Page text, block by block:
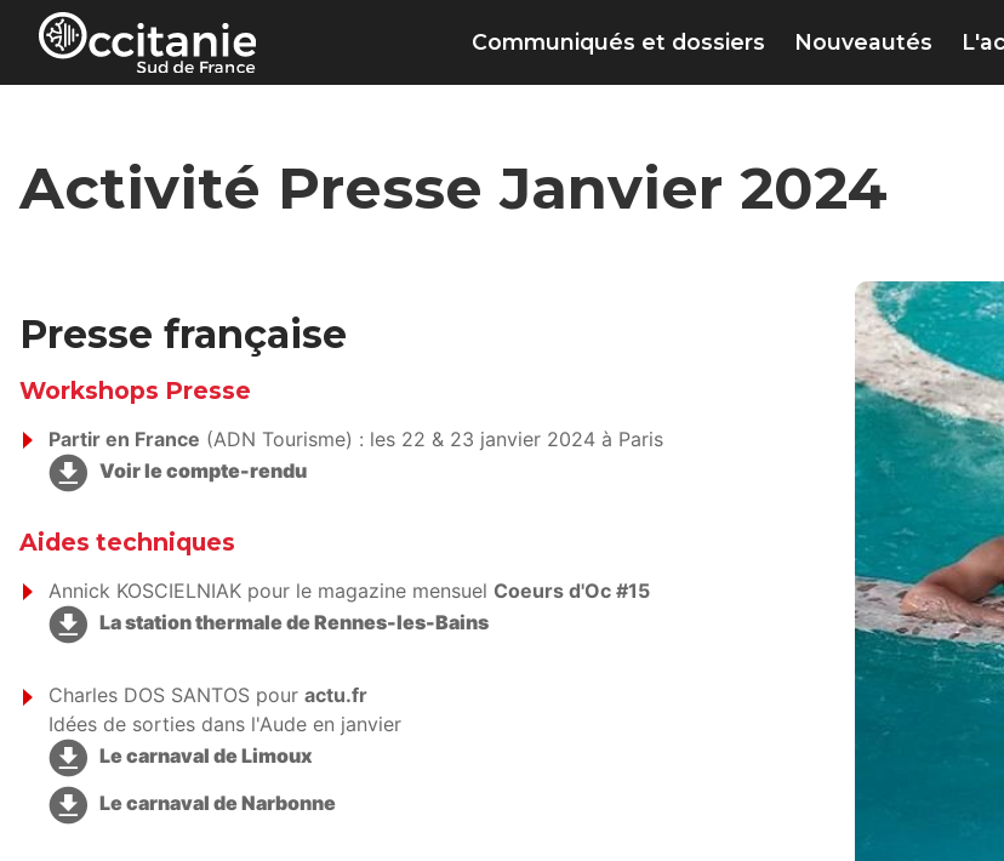
Panneau de gestion des cookies
Communiqués et dossiers Nouveautés
Activité Presse Janvier 2024
Presse française
Workshops Presse
Partir en France (ADN Tourisme) : les 22 & 23 janvier 2024 à Paris
Voir le compte-rendu
Aides techniques
Annick KOSCIELNIAK pour le magazine mensuel Coeurs d'Oc #15
La station thermale de Rennes-les-Bains
Charles DOS SANTOS pour actu.fr
Idées de sorties dans l'Aude en janvier
Le carnaval de Limoux
Le carnaval de Narbonne